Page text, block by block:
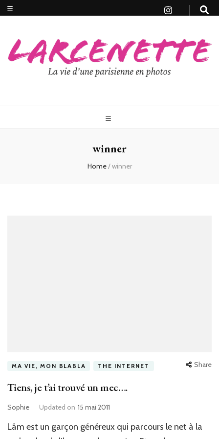
winner
Home/winner
MA VIE, MON BLABLA THE INTERNET Share
Tiens, je t’ai trouvé un mec….
Sophie Updated on 15 mai 2011
Lâm est un garçon généreux qui parcours le net à la